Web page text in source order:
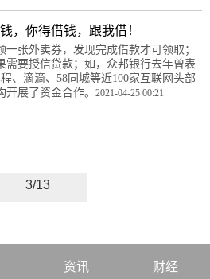
，你得借钱，跟我借！
张外卖券，发现完成借款才可领取；
需要授信贷款；如，众邦银行去年曾表
、滴滴、58同城等近100家互联网头部
展了资金合作。 2021-04-25 00:21
3/13
资讯 财经